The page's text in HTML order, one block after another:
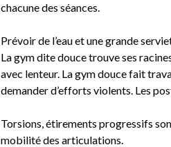
chacune des séances.
Prévoir de l’eau et une grande
La gym dite douce trouve ses
avec lenteur. La gym douce fait
demander d’efforts violents. Les
Torsions, étirements progressifs
mobilité des articulations.